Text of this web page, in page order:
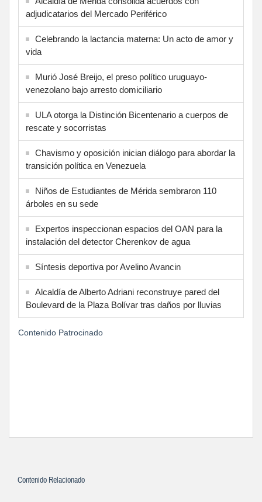
adjudicatarios del Mercado Periférico
Celebrando la lactancia materna: Un acto de amor y
vida
Murió José Breijo, el preso político uruguayo-
venezolano bajo arresto domiciliario
ULA otorga la Distinción Bicentenario a cuerpos de
rescate y socorristas
Chavismo y oposición inician diálogo para abordar la
transición política en Venezuela
Niños de Estudiantes de Mérida sembraron 110
árboles en su sede
Expertos inspeccionan espacios del OAN para la
instalación del detector Cherenkov de agua
Síntesis deportiva por Avelino Avancin
Alcaldía de Alberto Adriani reconstruye pared del
Boulevard de la Plaza Bolívar tras daños por lluvias
Contenido Patrocinado
Contenido Relacionado